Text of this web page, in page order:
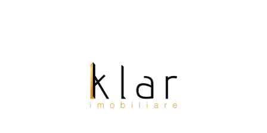
Case de inchiriat in Cluj-Napoca
Case de inchiriat in Cluj-Napoca Central
Case de inchiriat in Cluj-Napoca Andrei Muresanu
Case de inchiriat in Cluj-Napoca Zorilor